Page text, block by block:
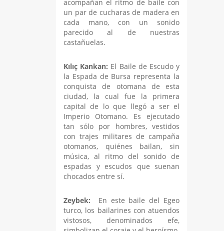
acompañan el ritmo de baile con
un par de cucharas de madera en
cada mano, con un sonido
parecido al de nuestras
castañuelas.
Kılıç Kankan: El Baile de Escudo y
la Espada de Bursa representa la
conquista de otomana de esta
ciudad, la cual fue la primera
capital de lo que llegó a ser el
Imperio Otomano. Es ejecutado
tan sólo por hombres, vestidos
con trajes militares de campaña
otomanos, quiénes bailan, sin
música, al ritmo del sonido de
espadas y escudos que suenan
chocados entre sí.
Zeybek: En este baile del Egeo
turco, los bailarines con atuendos
vistosos, denominados efe,